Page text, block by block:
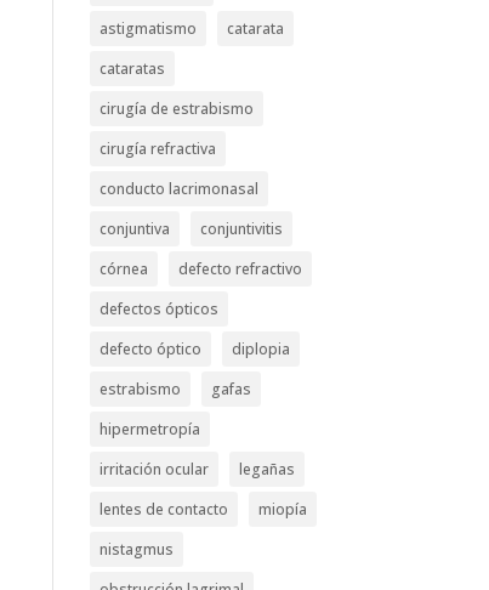
astigmatismo
catarata
cataratas
cirugía de estrabismo
cirugía refractiva
conducto lacrimonasal
conjuntiva
conjuntivitis
córnea
defecto refractivo
defectos ópticos
defecto óptico
diplopia
estrabismo
gafas
hipermetropía
irritación ocular
legañas
lentes de contacto
miopía
nistagmus